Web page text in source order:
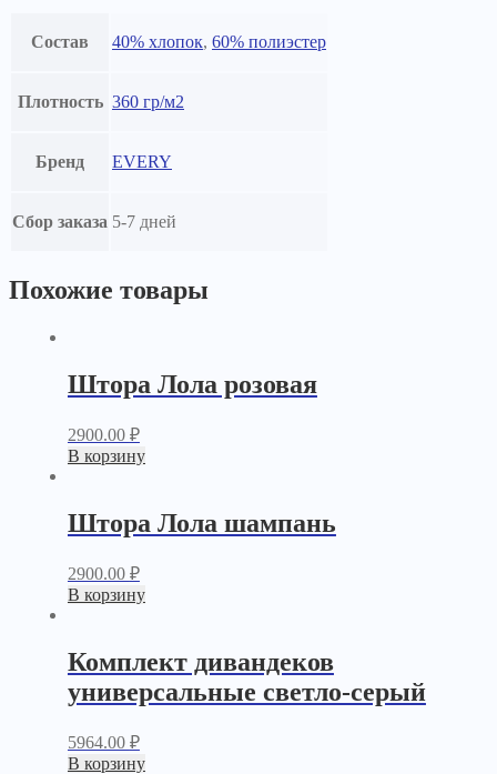
Состав 40% хлопок, 60% полиэстер
Плотность 360 гр/м2
Бренд EVERY
Сбор заказа 5-7 дней
Похожие товары
Штора Лола розовая
2900.00 ₽
В корзину
Штора Лола шампань
2900.00 ₽
В корзину
Комплект дивандеков
универсальные светло-серый
5964.00 ₽
В корзину